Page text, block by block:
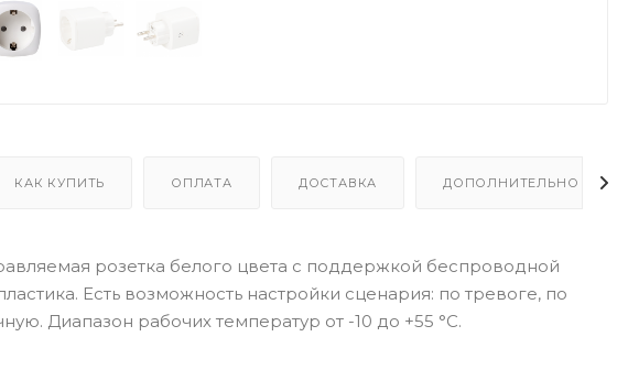
КАК КУПИТЬ ОПЛАТА ДОСТАВКА ДОПОЛНИТЕЛЬНО
розетка белого цвета c поддержкой беспроводной
Есть возможность настройки сценария: по тревоге, по
Диапазон рабочих температур от -10 до +55 °C.